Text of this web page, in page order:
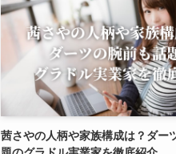
茜さやの人柄や家族構成は？ダー